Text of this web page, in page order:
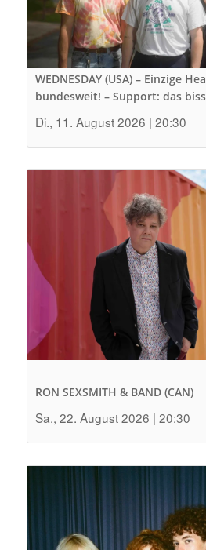
WEDNESDAY (USA) – Einzige
bundesweit! – Support: das
Di., 11. August 2026 | 20:30
RON SEXSMITH & BAND (CAN)
Sa., 22. August 2026 | 20:30